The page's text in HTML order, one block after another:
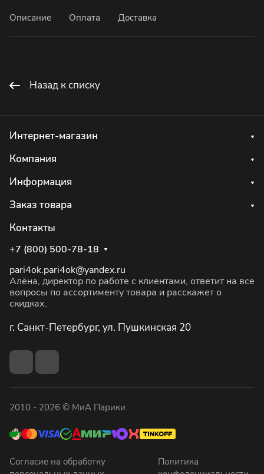
Описание Оплата Доставка
Назад к списку
Интернет-магазин
Компания
Информация
Заказ товара
Контакты
+7 (800) 500-78-18
pari4ok.pari4ok@yandex.ru
Алёна, директор по работе с клиентами, ответит на все
вопросы по ассортименту товара и расскажет о
скидках.
г. Санкт-Петербург, ул. Пушкинская 20
2010 - 2026 © МиА Парики
Согласие на обработку
Политика